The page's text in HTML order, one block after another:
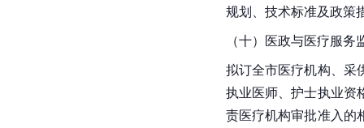
规划、技术标准及政策
（十）医政与医疗服务
拟订全市医疗机构、采
执业医师、护士执业资
责医疗机构审批准入的